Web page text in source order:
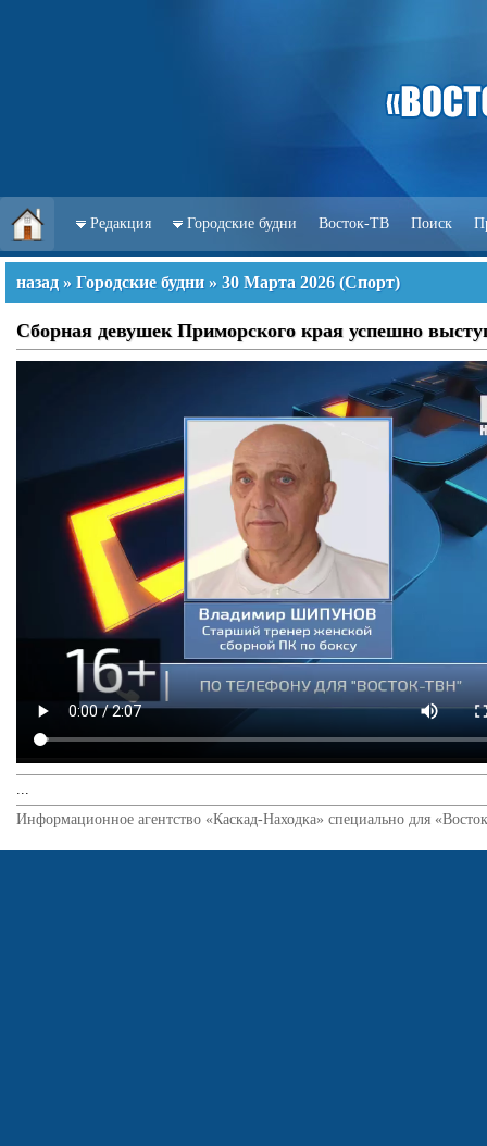
Редакция Городские будни Восток-ТВ Поиск
назад » Городские будни » 30 Марта 2026 (Спорт)
Сборная девушек Приморского края успешно
...
Информационное агентство «Каскад-Находка» специально для